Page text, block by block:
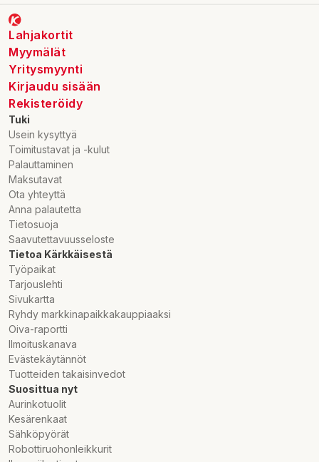
Lahjakortit
Myymälät
Yritysmyynti
Kirjaudu sisään
Rekisteröidy
Tuki
Usein kysyttyä
Toimitustavat ja -kulut
Palauttaminen
Maksutavat
Ota yhteyttä
Anna palautetta
Tietosuoja
Saavutettavuusseloste
Tietoa Kärkkäisestä
Työpaikat
Tarjouslehti
Sivukartta
Ryhdy markkinapaikkakauppiaaksi
Oiva-raportti
Ilmoituskanava
Evästekäytännöt
Tuotteiden takaisinvedot
Suosittua nyt
Aurinkotuolit
Kesärenkaat
Sähköpyörät
Robottiruohonleikkurit